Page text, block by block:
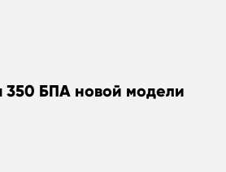
350 БПА новой модели